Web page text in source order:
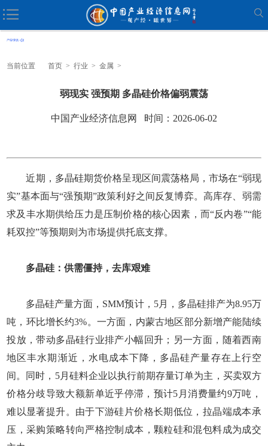
当前位置 首页 > 行业 > 金属 >
弱现实 强预期 多晶硅价格偏弱震荡
中国产业经济信息网 时间：2026-06-02
近期，多晶硅期货价格呈现区间震荡格局，市场在“弱现
实”基本面与“强预期”政策利好之间反复博弈。高库存、弱需
求及丰水期供给压力是压制价格的核心因素，而“反内卷”“能
耗双控”等预期则为市场提供托底支撑。
多晶硅：供需僵持，去库艰难
多晶硅产量方面，SMM预计，5月，多晶硅排产为8.95万
吨，环比增长约3%。一方面，内蒙古地区部分新增产能陆续
投放，带动多晶硅行业排产小幅回升；另一方面，随着西南
地区丰水期渐近，水电成本下降，多晶硅产量存在上行空
间。同时，5月硅料企业以执行前期存量订单为主，买卖双方
价格分歧导致大额新单近乎停滞，预计5月消费量约9万吨，
难以显著提升。由于下游硅片价格长期低位，拉晶端成本承
压，采购策略转向严格控制成本，颗粒硅和混包料成为成交